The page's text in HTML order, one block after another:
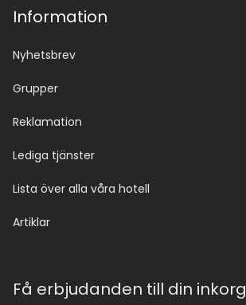
Information
Nyhetsbrev
Grupper
Reklamation
Lediga tjänster
Lista över alla våra hotell
Artiklar
Få erbjudanden till din inkorg